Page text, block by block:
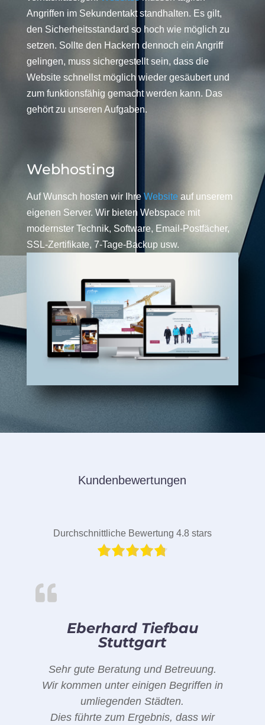
Angriffen im Sekundentakt standhalten. Es gilt,
den Sicherheitsstandard so hoch wie möglich zu
setzen. Sollte den Hackern dennoch ein Angriff
gelingen, muss sichergestellt sein, dass die
Website schnellst möglich wieder gesäubert und
zum funktionsfähig gemacht werden kann. Das
gehört zu unseren Aufgaben.
Webhosting
Auf Wunsch hosten wir Ihre Website auf unserem
eigenen Server. Wir bieten Webspace mit
modernster Technik, Software, Email-Postfächer,
SSL-Zertifikate, 7-Tage-Backup usw.
Kundenbewertungen
Durchschnittliche Bewertung 4.8 stars
Eberhard Tiefbau
Stuttgart
Sehr gute Beratung und Betreuung.
Wir kommen unter einigen Begriffen in
umliegenden Städten.
Dies führte zum Ergebnis, dass wir